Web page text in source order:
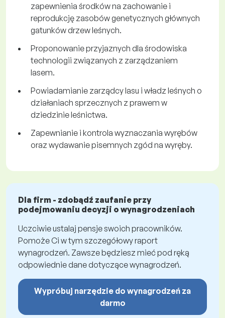
zapewnienia środków na zachowanie i
reprodukcję zasobów genetycznych głównych
gatunków drzew leśnych.
Proponowanie przyjaznych dla środowiska
technologii związanych z zarządzaniem
lasem.
Powiadamianie zarządcy lasu i władz leśnych o
działaniach sprzecznych z prawem w
dziedzinie leśnictwa.
Zapewnianie i kontrola wyznaczania wyrębów
oraz wydawanie pisemnych zgód na wyręby.
Dla firm - zdobądź zaufanie przy
podejmowaniu decyzji o wynagrodzeniach
Uczciwie ustalaj pensje swoich pracowników.
Pomoże Ci w tym szczegółowy raport
wynagrodzeń. Zawsze będziesz mieć pod ręką
odpowiednie dane dotyczące wynagrodzeń.
Wypróbuj narzędzie do wynagrodzeń za
darmo